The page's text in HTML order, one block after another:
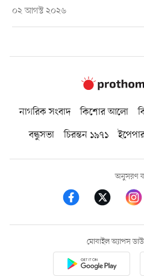
০২ আগস্ট ২০২৬
নাগরিক সংবাদ কিশোর আলো
বন্ধুসভা
চিরন্তন ১৯৭১
অনুসরণ
মোবাইল অ্যাপস